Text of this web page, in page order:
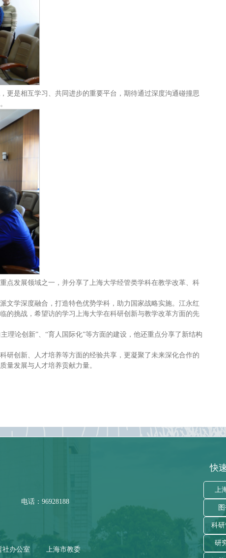
更是相互学习、共同进步的重要平台，期待通过深度沟通碰撞思
点发展领域之一，并分享了上海大学经管类学科在教学改革、科
文学深度融合，打造特色优势学科，助力国家战略实施。江永红
的挑战，希望访的学习上海大学在科研创新与教学改革方面的先
理论创新”、“育人国际化”等方面的建设，他还重点分享了新结构
研创新、人才培养等方面的经验共享，更凝聚了未来深化合作的
量发展与人才培养贡献力量。
电话：96928188
社办公室 上海市教委
快
上
科
研